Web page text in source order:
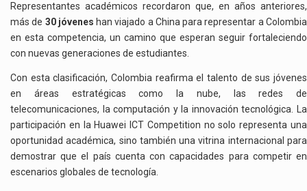
Representantes académicos recordaron que, en años anteriores,
más de 30 jóvenes han viajado a China para representar a Colombia
en esta competencia, un camino que esperan seguir fortaleciendo
con nuevas generaciones de estudiantes.
Con esta clasificación, Colombia reafirma el talento de sus jóvenes
en áreas estratégicas como la nube, las redes de
telecomunicaciones, la computación y la innovación tecnológica. La
participación en la Huawei ICT Competition no solo representa una
oportunidad académica, sino también una vitrina internacional para
demostrar que el país cuenta con capacidades para competir en
escenarios globales de tecnología.